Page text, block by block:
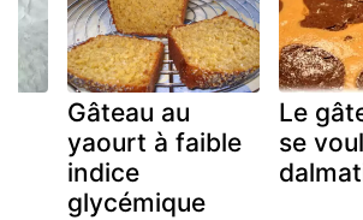
Gâteau au
yaourt à faible
indice
glycémique
Le
se